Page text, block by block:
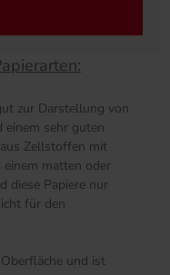
zur Darstellung von
einem sehr guten
Zellstoffen mit
matten oder
diese Papiere nur
für den
und ist